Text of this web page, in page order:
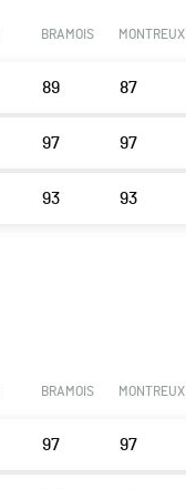
BRAMOIS MONTREUX
89 87
97 97
93 93
BRAMOIS MONTREUX
97 97